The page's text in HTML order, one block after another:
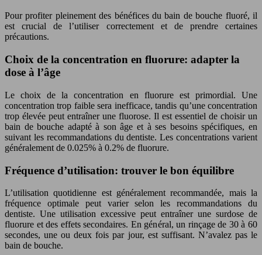
Pour profiter pleinement des bénéfices du bain de bouche fluoré, il
est crucial de l’utiliser correctement et de prendre certaines
précautions.
Choix de la concentration en fluorure: adapter la
dose à l’âge
Le choix de la concentration en fluorure est primordial. Une
concentration trop faible sera inefficace, tandis qu’une concentration
trop élevée peut entraîner une fluorose. Il est essentiel de choisir un
bain de bouche adapté à son âge et à ses besoins spécifiques, en
suivant les recommandations du dentiste. Les concentrations varient
généralement de 0.025% à 0.2% de fluorure.
Fréquence d’utilisation: trouver le bon équilibre
L’utilisation quotidienne est généralement recommandée, mais la
fréquence optimale peut varier selon les recommandations du
dentiste. Une utilisation excessive peut entraîner une surdose de
fluorure et des effets secondaires. En général, un rinçage de 30 à 60
secondes, une ou deux fois par jour, est suffisant. N’avalez pas le
bain de bouche.